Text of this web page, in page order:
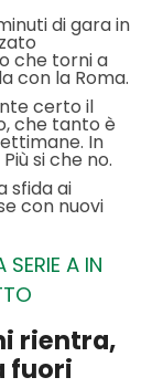
di gara in
che torni a
con la Roma.
certo il
che tanto è
In
si che no.
sfida ai
con nuovi
A IN
rientra,
fuori